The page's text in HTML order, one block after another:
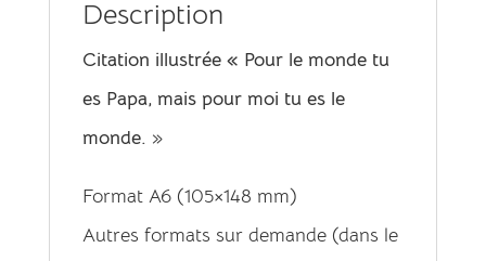
Description
Citation illustrée « Pour le monde tu
es Papa, mais pour moi tu es le
monde. »
Format A6 (105×148 mm)
Autres formats sur demande (dans le